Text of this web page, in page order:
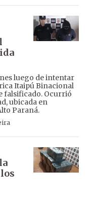
luego de intentar
Itaipú Binacional
falsificado. Ocurrió
ubicada en
Paraná.